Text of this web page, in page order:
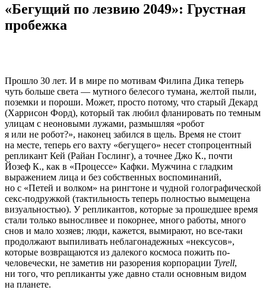
«Бегущий по лезвию 2049»: Грустная
пробежка
Прошло 30 лет. И в мире по мотивам Филипа Дика теперь
чуть больше света — мутного белесого тумана, желтой пыли,
поземки и пороши. Может, просто потому, что старый Декард
(Харрисон Форд), который так любил фланировать по темным
улицам с неоновыми лужами, размышляя «робот
я или не робот?», наконец забился в щель. Время не стоит
на месте, теперь его вахту «бегущего» несет стопроцентный
репликант Кей (Райан Гослинг), а точнее Джо К., почти
Йозеф К., как в «Процессе» Кафки. Мужчина с гладким
выражением лица и без собственных воспоминаний,
но с «Петей и волком» на рингтоне и чудной голографической
секс-подружкой (тактильность теперь полностью вымещена
визуальностью). У репликантов, которые за прошедшее время
стали только выносливее и покорнее, много работы, много
снов и мало хозяев; люди, кажется, вымирают, но все-таки
продолжают выпиливать неблагонадежных «нексусов»,
которые возвращаются из далекого космоса пожить по-
человечески, не заметив ни разорения корпорации Tyrell,
ни того, что репликанты уже давно стали основным видом
на планете.